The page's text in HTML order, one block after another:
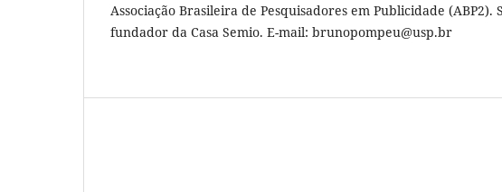
Associação Brasileira de Pesquisadores em Publicidade (ABP2).
fundador da Casa Semio. E-mail: brunopompeu@usp.br